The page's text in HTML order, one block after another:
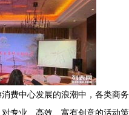
费中心发展的浪潮中，各类商务
专业、高效、富有创意的活动策